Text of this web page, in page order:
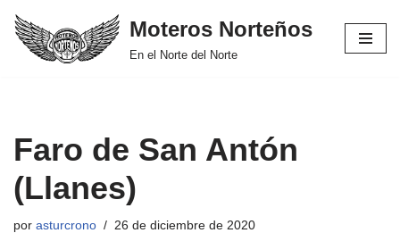
Saltar
Moteros Norteños
En el Norte del Norte
Faro de San Antón
(Llanes)
por asturcrono 26 de diciembre de 2020